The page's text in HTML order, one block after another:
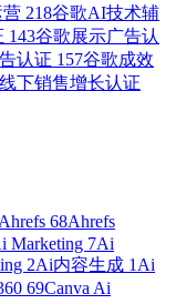
营 218谷歌AI技术辅
143谷歌展示广告认
认证 157谷歌成效
下销售增长认证
Ahrefs 68Ahrefs
Marketing 7Ai
2Ai内容生成 1 Ai
69Canva Ai